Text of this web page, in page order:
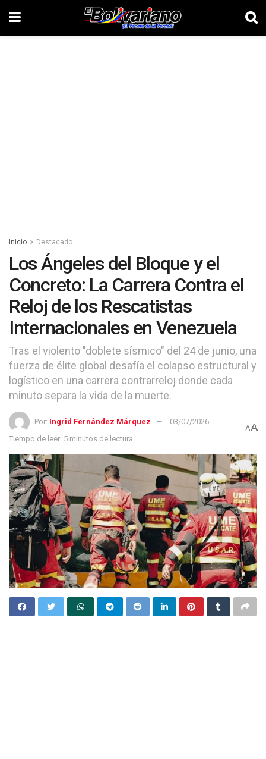
Inicio Destacado
Los Ángeles del Bloque y el
Concreto: La Carrera Contra el
Reloj de los Rescatistas
Internacionales en Venezuela
Tras el violento "doblete sísmico" del 24 de junio, una
fuerza de élite global desafía el colapso estructural y
logístico en una carrera contrarreloj donde cada
minuto separa la vida de la muerte.
Por: Ingrid Fernández Márquez
03/07/2026
Tiempo de leer: 5 minutos de lectura
AA